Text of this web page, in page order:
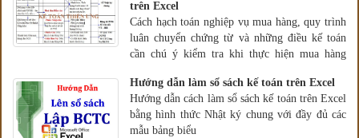
trên Excel
Cách hạch toán nghiệp vụ mua hàng, quy trình
luân chuyển chứng từ và những điều kế toán
cần chú ý kiểm tra khi thực hiện mua hàng
Hướng dẫn làm sổ sách kế toán trên Excel
Hướng dẫn cách làm sổ sách kế toán trên Excel
bằng hình thức Nhật ký chung với đầy đủ các
mẫu bảng biểu